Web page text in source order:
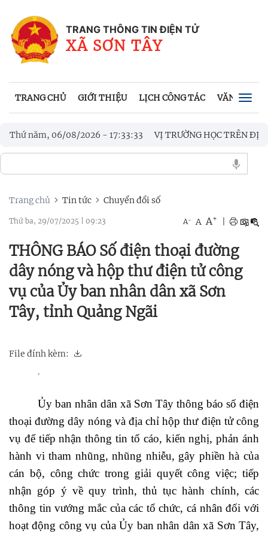
TRANG THÔNG TIN ĐIỆN TỬ
XÃ SƠN TÂY
TRANG CHỦ GIỚI THIỆU LỊCH CÔNG TÁC VĂN BẢN
Thứ năm, 06/08/2026 - 17:33:35
ÁN SẮP XẾP CÁC ĐƠN VỊ TRƯỜNG HỌC TRÊN ĐỊA BÀN
LUẬT VỀ LUẬT QUỐC PHÒNG, LUẬT DÂN QUÂN TỰ VỆ VÀ
Trang chủ Tin tức Chuyển đổi số
Thứ ba, 29/07/2025 09:23 A- A A+
THÔNG BÁO Số điện thoại đường
dây nóng và hộp thư điện tử công
vụ của Ủy ban nhân dân xã Sơn
Tây, tỉnh Quảng Ngãi
File đính kèm:
.
Ủy ban nhân dân xã Sơn Tây thông báo số điện
thoại đường dây nóng và địa chỉ hộp thư điện tử công
vụ để tiếp nhận thông tin tố cáo, kiến nghị, phản ánh
hành vi tham nhũng, nhũng nhiễu, gây phiền hà của
cán bộ, công chức trong giải quyết công việc; tiếp
nhận góp ý về quy trình, thủ tục hành chính, các
thông tin vướng mắc của các tổ chức, cá nhân đối với
hoạt động công vụ của Ủy ban nhân dân xã Sơn Tây,